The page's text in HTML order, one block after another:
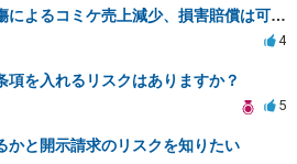
ネットでの誹謗中傷によるコミケ売上減少、損害賠償は可能か？
4
項を入れるリスクはありますか？
5
かと開示請求のリスクを知りたい